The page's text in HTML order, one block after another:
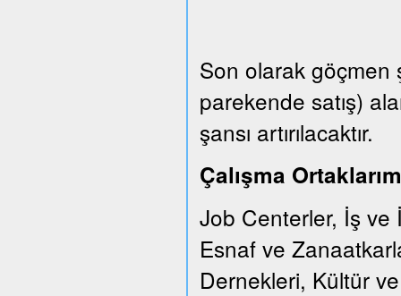
Son olarak göçmen
parekende satış)
şansı artırılacaktır.
Çalışma
Job Centerler, İş ve
Esnaf ve
Dernekleri, Kültür